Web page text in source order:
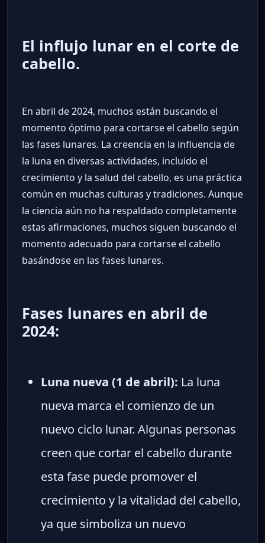
El influjo lunar en el corte de
cabello.
En abril de 2024, muchos están buscando el
momento óptimo para cortarse el cabello según
las fases lunares. La creencia en la influencia de
la luna en diversas actividades, incluido el
crecimiento y la salud del cabello, es una práctica
común en muchas culturas y tradiciones. Aunque
la ciencia aún no ha respaldado completamente
estas afirmaciones, muchos siguen buscando el
momento adecuado para cortarse el cabello
basándose en las fases lunares.
Fases lunares en abril de
2024:
Luna nueva (1 de abril): La luna
nueva marca el comienzo de un
nuevo ciclo lunar. Algunas personas
creen que cortar el cabello durante
esta fase puede promover el
crecimiento y la vitalidad del cabello,
ya que simboliza un nuevo